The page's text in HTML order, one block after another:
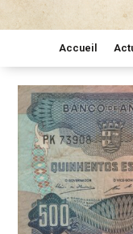
Accueil